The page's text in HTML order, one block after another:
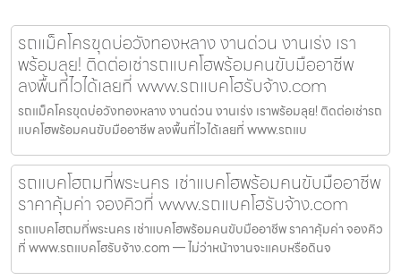
รถแม็คโครขุดบ่อวังทองหลาง งานด่วน งานเร่ง เรา
พร้อมลุย! ติดต่อเช่ารถแบคโฮพร้อมคนขับมืออาชีพ
ลงพื้นที่ไวได้เลยที่ www.รถแบคโฮรับจ้าง.com
รถแม็คโครขุดบ่อวังทองหลาง งานด่วน งานเร่ง เราพร้อมลุย! ติดต่อเช่ารถ
แบคโฮพร้อมคนขับมืออาชีพ ลงพื้นที่ไวได้เลยที่ www.รถแบ
รถแบคโฮถมที่พระนคร เช่าแบคโฮพร้อมคนขับมืออาชีพ
ราคาคุ้มค่า จองคิวที่ www.รถแบคโฮรับจ้าง.com
รถแบคโฮถมที่พระนคร เช่าแบคโฮพร้อมคนขับมืออาชีพ ราคาคุ้มค่า จองคิว
ที่ www.รถแบคโฮรับจ้าง.com — ไม่ว่าหน้างานจะแคบหรือดินจ